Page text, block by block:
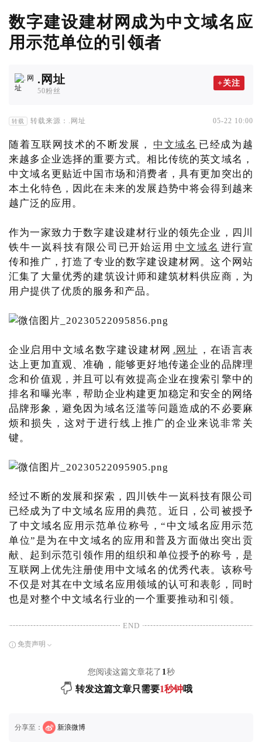
数字建设建材网成为中文域名应
用示范单位的引领者
.网址
50粉丝
+关注
转载 转载来源：.网址 05-22 10:00
随着互联网技术的不断发展， 中文域名 已经成为越
来越多企业选择的重要方式。相比传统的英文域名，
中文域名更贴近中国市场和消费者，具有更加突出的
本土化特色，因此在未来的发展趋势中将会得到越来
越广泛的应用。
作为一家致力于数字建设建材行业的领先企业，四川
铁牛一岚科技有限公司已开始运用 中文域名 进行宣
传和推广，打造了专业的数字建设建材网。这个网站
汇集了大量优秀的建筑设计师和建筑材料供应商，为
用户提供了优质的服务和产品。
企业启用中文域名数字建设建材网 .网址
，在语言表
达上更加直观、准确，能够更好地传递企业的品牌理
念和价值观，并且可以有效提高企业在搜索引擎中的
排名和曝光率，帮助企业构建更加稳定和安全的网络
品牌形象，避免因为域名泛滥等问题造成的不必要麻
烦和损失，这对于进行线上推广的企业来说非常关
键。
经过不断的发展和探索，四川铁牛一岚科技有限公司
已经成为了中文域名应用的典范。近日，公司被授予
了中文域名应用示范单位称号，“中文域名应用示范
单位”是为在中文域名的应用和普及方面做出突出贡
献、起到示范引领作用的组织和单位授予的称号，是
互联网上优先注册使用中文域名的优秀代表。该称号
不仅是对其在中文域名应用领域的认可和表彰，同时
也是对整个中文域名行业的一个重要推动和引领。
END
免责声明
您阅读这篇文章花了 1秒
转发这篇文章只需要1秒钟哦
分享至： 新浪微博